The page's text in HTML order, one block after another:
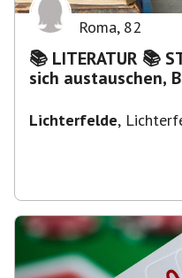
Roma, 82
📚 LITERATUR 📚 STAMMTISCH - BRUNCH -
sich austauschen,
Lichterfelde,